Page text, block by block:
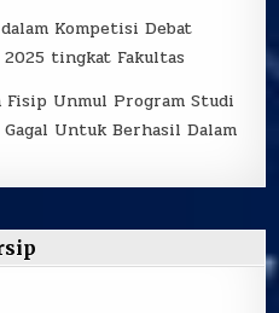
Kompetisi Debat
2025 tingkat Fakultas
Fisip Unmul Program Studi
Untuk Berhasil Dalam